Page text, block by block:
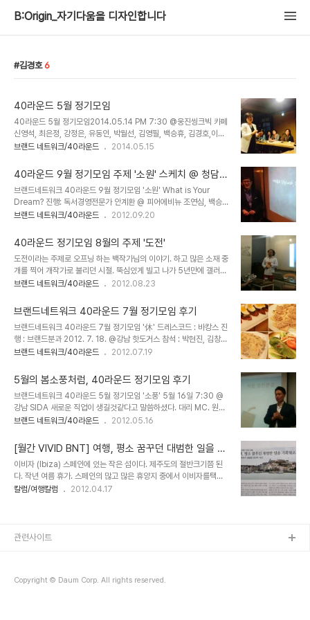
B:Origin_자기다움을 디자인합니다
김경호 6
40라운드 5월 정기모임
40라운드 5월 정기모임2014.05.14 PM 7:30 @웅진씽크빅 카페
신영석, 최은정, 강정은, 유동인, 박월선, 김영필, 백승휴, 김경호,이윤
화, 박현진, 조연심, 이근미, 김상임, 김재필, 안계환, 김태진 이호선
첨. 초대손님 최은정의 자기소개와 패널들과의 토크쇼. 최은정 회원의
면면을 깊이 알아볼 수 있는 시간이었다. 김상임 대표의 진행으로 팀코
칭 강의. 조직생활, 인간관계를 잘 하려면 그들의 성향을 이해하는데서
부터 출발한다. 사람의 성향을 4가지로 나누어 볼수 있다. 초등학교
5,6학년, 중학교 1,2학년 때의 모습을 떠올리며 질문지에 체크한다.
확하고 철저한 현..
브랜드 네트워크/40라운드 2014.05.15
40라운드 9월 정기모임 주제 '소원' 스케치 @ 청담동
피어에비뉴
브랜드네트워크 40라운드 9월 정기모임 '소원' What is Your
Dream? 진행: 독서경영전문가 안계환 @ 피어에비뉴 조연심, 백승
휴, 김언화, 김태진, 홍난영, 임성채, 신영석, 이윤화, 손현미, 박성준,
만큼 각자 이루고 싶은 소원을 공개하기로 했다. 이왕이면 게임의 형태
로 재밌게 진행한다. 큰꿈,작은 꿈을 종이에 적고 주위에 있는 사람과
짝이 된다. 상대방과 가위바위보로 해서 발언권을 얻는다. 맘에 드는
소원에 스티커를 붙여준다. 가장 많이 받은 사람은 자신이 적은 소원
두가지를 발표할 수 있다. 꿈은 외칠수록 이뤄지기 쉽다고한다. 내 꿈
이번책 베..
브랜드 네트워크/40라운드 2012.09.20
40라운드 정기모임 8월의 주제 '도전'
도전이라는 주제로 오프닝 하는 백작가님의 이야기. 하고 많은 소재 중
개를 찍어 개작가로 불리던 시절. 뚝심있게 빌고 나가 5년만에 갤러리
에서 사진전을 했던 것을 이야기했다. 회원들의 도전이야기를 들어보
섰던 감격을 나눴다. 나는 드디어 월급쟁이로서의 삶을 접고 새도전을
하게 되었다. (안대표님이 일인창조기업으로 컨설팅을 해주시기로 했
다) 김언화 대표는 미술을 선택하고 미술을 전공하게 된것. 박월선 교
사는 전주를 떠나 경기로 임용고시 도전을 한 것. 김태진 교수는 직장
생활을 그만두고 교육자로서의 삶을 살게 된 것. 김경호대표는 자신의
는 이번에 새 책나왔고 앞으로 중국역..
브랜드 네트워크/40라운드 2012.08.23
브랜드네트워크 40라운드 7월 정기모임 후기
브랜드네트워크 40라운드 7월 정기모임 '休' 드레스코드 : 바캉스 진
행 : 브랜드분과 2012. 7. 18. @강남 핫도거스 참석 : 박현진, 김창
화, 김정기, 반경남, 조연심, 김언화, 백승휴, 김군태, 홍난영, 박월선
한달만에 만난 얼굴들 인사. 각자 어떤 바캉스 패션을 하고 왔는지 살
펴보는 시간. 김경호 대표의 제안으로 Surfing USA 음악에 맞춰 율
동 따라하며 오프닝했다. 의장의 인사말에 이어 각자 1분 발표. 7월
2012년 절반이 훌쩍 지났고 지난 반년 가장 인상깊었던 일을 나누고
드레스 코드를 설명하는 시간. 가장 빼어나게 어필을 잘 한 사람에게
브랜드 네트워크/40라운드 2012.07.19
5월의 봄소풍처럼, 40라운드 정기모임 후기
브랜드네트워크 40라운드 5월 정기모임 '소풍' 5월 16일 7:30 @
강남 SIDA 새로운 직업이 생길것같다고 말씀하셨다. 대리 MC. 원래
하기로한 진행자가 갑작스러운 사정으로 못하게 되자 지난 3월 모임
김태진 교수님이다. 사진을 보라 사전에 연습된것 처럼 자연스럽지 않
은가. 이어 한달간 있었던 자유로운 소개가 이어졌다. 박월선 - 바우덕
이 축제를 다녀왔다. 콘텐츠가 쌓이는 개념을 발견해서 기쁘다. 김은주
- 5월2일에 아버지 상을 당하고 삶의 간절함을 다시한번 느꼈다. 김
창화 - 힘들었던 부친상, 힘이되어 주셔서 고맙습니다. 김정은 - 대학
브랜드 네트워크/40라운드 2012.05.16
[월간 VIVID BNT] 여행, 평소 꿈꾸던 대범한 일을 기
획해보자
이비자 (Ibiza) 스페인에 있는 작은 섬이다. 제주도의 절반크기쯤 된
다. 작년 여름 휴가. 스페인의 많고 많은 휴양지 중에서 이비자를택한
이유는 이렇다. 첫째, 복합문화유산지로 유네스코 세계유산에 등록되
스타들의 휴양지로 은밀하게 회자되는 곳이다. 이비자가 클럽으로 활
는 낮에 빛나는 에메랄드..
칼럼/여행칼럼 2012.04.17
Copyright © Daum Corp. All rights reserved.
관련사이트